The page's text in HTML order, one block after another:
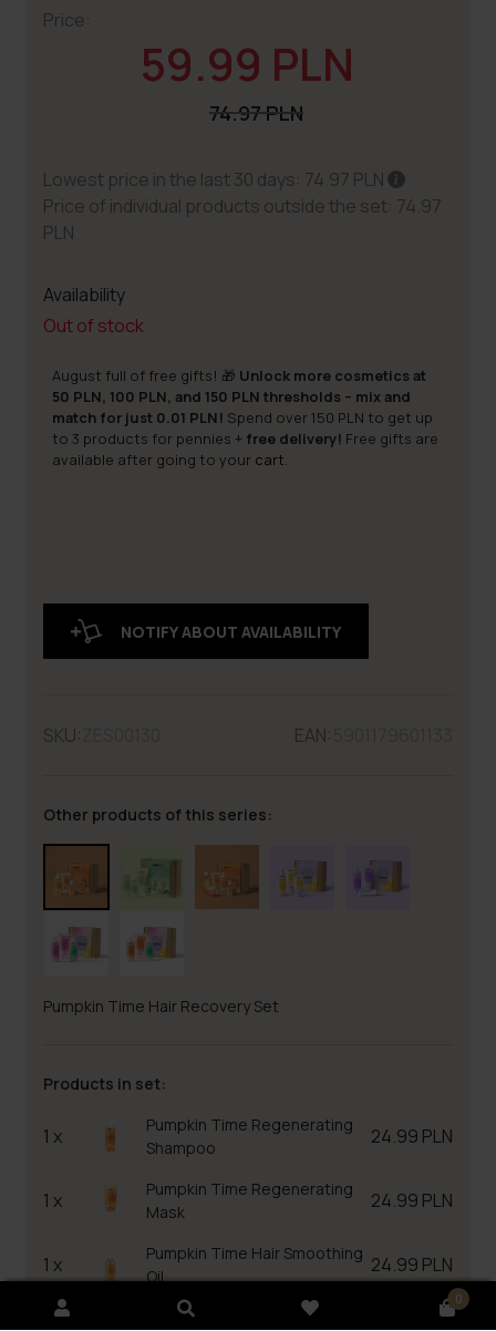
0
Price:
59.99 PLN
74.97 PLN
Lowest price in the last 30 days: 74.97 PLN
Price of individual products outside the set: 74.97
PLN
Availability
Out of stock
August full of free gifts! 🎁 Unlock more cosmetics at
50 PLN, 100 PLN, and 150 PLN thresholds – mix and
match for just 0.01 PLN! Spend over 150 PLN to get up
to 3 products for pennies + free delivery! Free gifts are
available after going to your cart.
NOTIFY ABOUT AVAILABILITY
SKU: EAN:
Other products of this series:
Pumpkin Time Hair Recovery Set
Products in set:
1 x
Pumpkin Time Regenerating
Shampoo
24.99 PLN
1 x
Pumpkin Time Regenerating
Mask
24.99 PLN
1 x
Pumpkin Time Hair Smoothing
Oil
24.99 PLN